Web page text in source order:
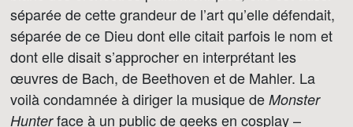
séparée de cette grandeur de l’art qu’elle défendait,
séparée de ce Dieu dont elle citait parfois le nom et
dont elle disait s’approcher en interprétant les
œuvres de Bach, de Beethoven et de Mahler. La
voilà condamnée à diriger la musique de Monster
Hunterface à un public de geeks en cosplay –